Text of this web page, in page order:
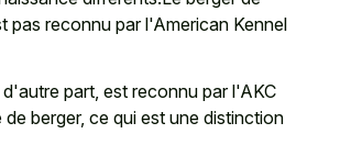
pas reconnu par l'American Kennel
part, est reconnu par l'AKC
berger, ce qui est une distinction